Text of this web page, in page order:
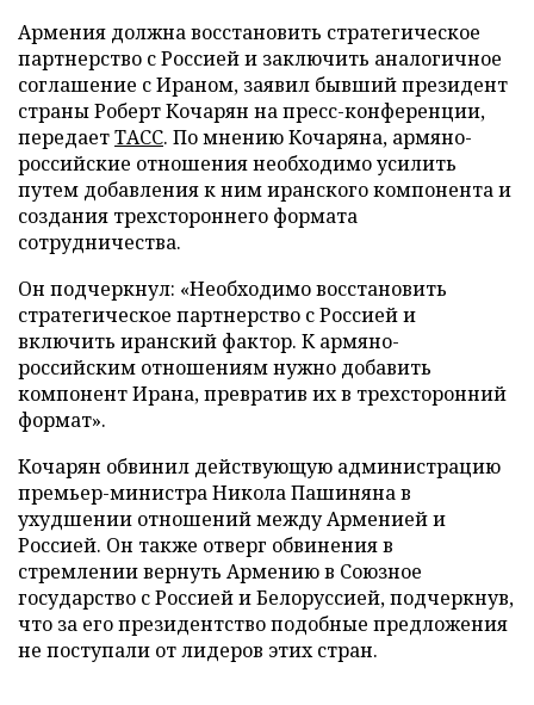
Армения должна восстановить стратегическое
партнерство с Россией и заключить аналогичное
соглашение с Ираном, заявил бывший президент
страны Роберт Кочарян на пресс-конференции,
передаетТАСС. По мнению Кочаряна, армяно-
российские отношения необходимо усилить
путем добавления к ним иранского компонента и
создания трехстороннего формата
сотрудничества.
Он подчеркнул: «Необходимо восстановить
стратегическое партнерство с Россией и
включить иранский фактор. К армяно-
российским отношениям нужно добавить
компонент Ирана, превратив их в трехсторонний
формат».
Кочарян обвинил действующую администрацию
премьер-министра Никола Пашиняна в
ухудшении отношений между Арменией и
Россией. Он также отверг обвинения в
стремлении вернуть Армению в Союзное
государство с Россией и Белоруссией, подчеркнув,
что за его президентство подобные предложения
не поступали от лидеров этих стран.